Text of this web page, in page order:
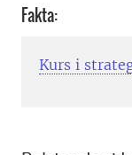
Fakta:
Kurs i